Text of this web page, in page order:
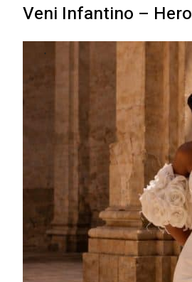
Veni Infantino – Hero